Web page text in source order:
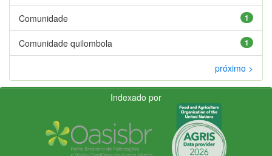
1
Comunidade
1
Comunidade quilombola
próximo >
Indexado por